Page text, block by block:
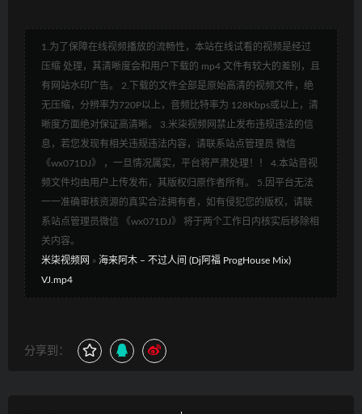
1.为了保障在线视频播放的流畅性，本站在线试看的视频是经过
压缩 处理，其清晰度会和用户下载的 mp4 文件有较大的差别，且
有网站水印广告。 2.下载的文件全部是原始高清的视频文件，绝
无压缩，分辨率为720P以上，音频比特率为 128Kbps或以上，清
晰度方面绝对保证高清晰。 3.米柒视频网禁止发布违规违法的信
息，若您发现有相关违规违法内容，请联系站点管理员 微信
《wx071DJ》 ，一旦情况属实，平台将严肃处理！！ 4.本站音视
频文件均由用户上传发布，其版权归原作者所有。 5.因平台无法
一一准确审核资源的真实合法拥有者，如有侵犯您的版权，请联
系站点管理员微信 《wx071DJ》 将于两个工作日内核实后移除相
关内容。
米柒视频网 » 海来阿木 – 不过人间 (Dj阿福 ProgHouse Mix)
VJ.mp4
分享到：